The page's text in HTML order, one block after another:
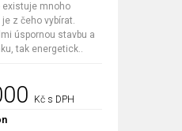
existuje mnoho
z čeho vybírat.
úspornou stavbu a
tak energetick..
Kč s DPH